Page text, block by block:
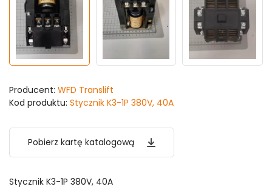
Producent: WFD Translift
Kod produktu: Stycznik K3-1P 380V, 40A
Pobierz kartę katalogową
Stycznik K3-1P 380V, 40A